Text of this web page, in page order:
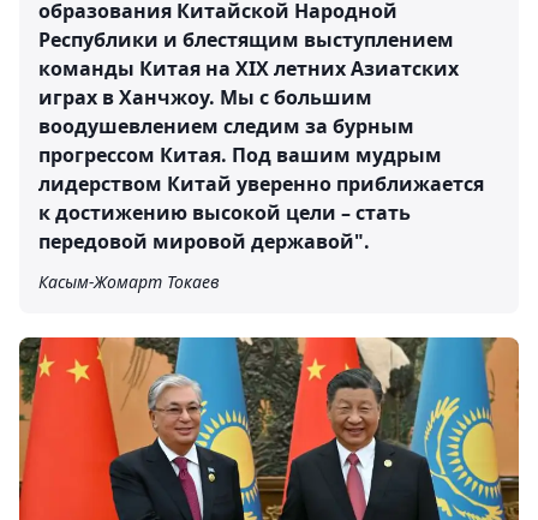
образования Китайской Народной
Республики и блестящим выступлением
команды Китая на XIX летних Азиатских
играх в Ханчжоу. Мы с большим
воодушевлением следим за бурным
прогрессом Китая. Под вашим мудрым
лидерством Китай уверенно приближается
к достижению высокой цели – стать
передовой мировой державой".
Касым-Жомарт Токаев